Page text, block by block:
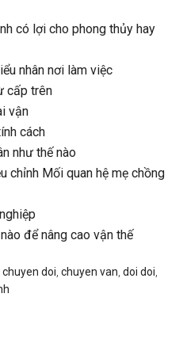
có lợi cho phong thủy hay
nhân nơi làm việc
cấp trên
vận
cách
như thế nào
chỉnh Mối quan hệ mẹ chồng
để nâng cao vận thế
,chuyen doi ,chuyen van ,doi doi